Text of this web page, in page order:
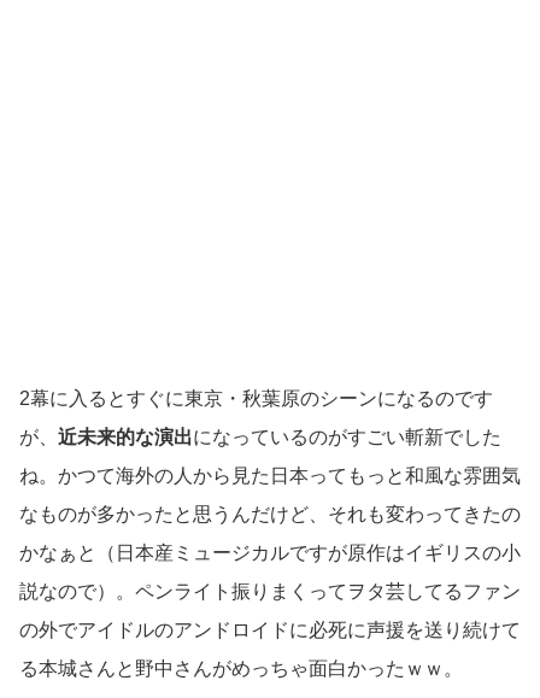
2幕に入るとすぐに東京・秋葉原のシーンになるのです
が、 近未来的な演出になっているのがすごい斬新でした
ね。かつて海外の人から見た日本ってもっと和風な雰囲気
なものが多かったと思うんだけど、それも変わってきたの
かなぁと（日本産ミュージカルですが原作はイギリスの小
説なので）。ペンライト振りまくってヲタ芸してるファン
の外でアイドルのアンドロイドに必死に声援を送り続けて
る本城さんと野中さんがめっちゃ面白かったｗｗ。